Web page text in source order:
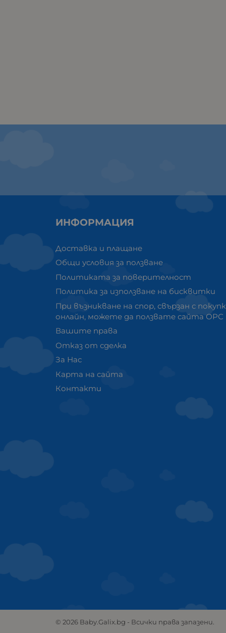
ИНФОРМАЦИЯ
Доставка и плащане
Общи условия за ползване
Политиката за поверителност
Политика за използване на бисквитки
При възникване на спор, свързан с
онлайн, можете да ползвате сайта ОРС
Вашите права
Отказ от сделка
За Нас
Карта на сайта
Контакти
© 2026 Baby.Galix.bg - Всички права запазени.